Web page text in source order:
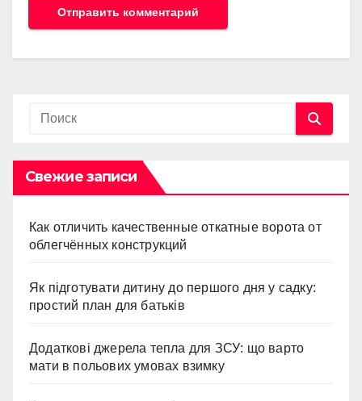
Свежие записи
Как отличить качественные откатные ворота от
облегчённых конструкций
Як підготувати дитину до першого дня у садку:
простий план для батьків
Додаткові джерела тепла для ЗСУ: що варто
мати в польових умовах взимку